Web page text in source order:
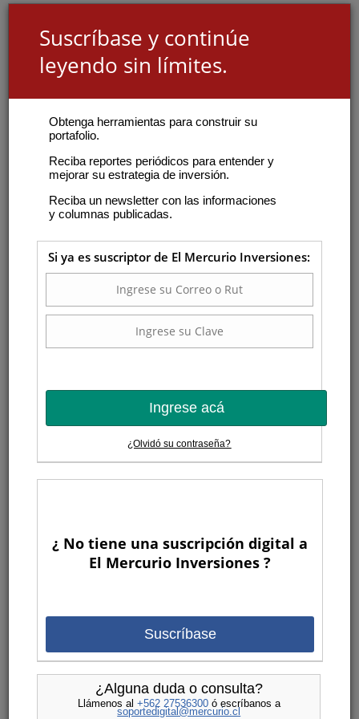
Suscríbase y continúe
leyendo sin límites.
Obtenga herramientas para construir su
portafolio.
Reciba reportes periódicos para entender y
mejorar su estrategia de inversión.
Reciba un newsletter con las informaciones
y columnas publicadas.
Si ya es suscriptor de El Mercurio Inversiones:
Ingrese acá
¿Olvidó su contraseña?
¿ No tiene una suscripción digital a
El Mercurio Inversiones ?
Suscríbase
¿Alguna duda o consulta?
Llámenos al +562 27536300ó escríbanos a
soportedigital@mercurio.cl